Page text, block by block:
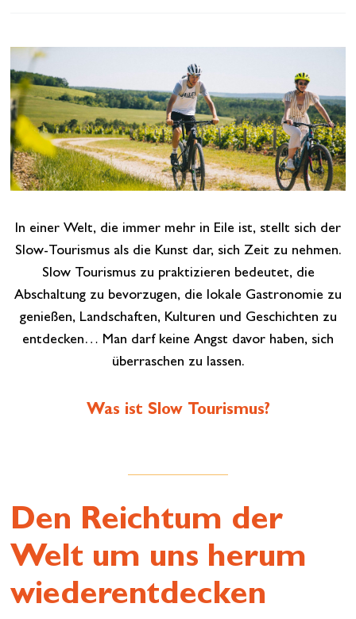
In einer Welt, die immer mehr in Eile ist, stellt sich der
Slow-Tourismus als die Kunst dar, sich Zeit zu nehmen.
Slow Tourismus zu praktizieren bedeutet, die
Abschaltung zu bevorzugen, die lokale Gastronomie zu
genießen, Landschaften, Kulturen und Geschichten zu
entdecken… Man darf keine Angst davor haben, sich
überraschen zu lassen.
Was ist Slow Tourismus?
Den Reichtum der
Welt um uns herum
wiederentdecken